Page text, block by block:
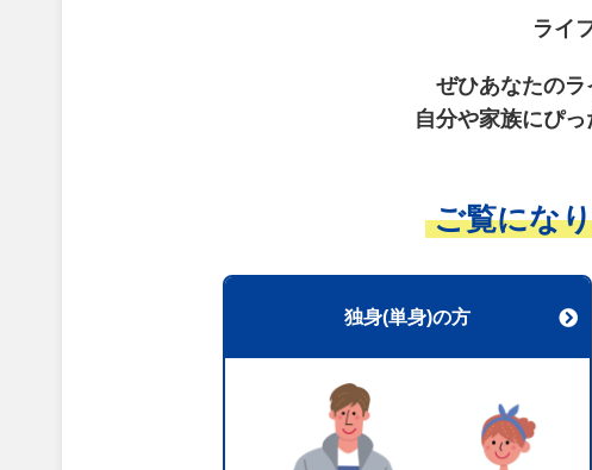
ライ
ぜひあなたのラ
自分や家族にぴ
ご覧にな
独身(単身)の方